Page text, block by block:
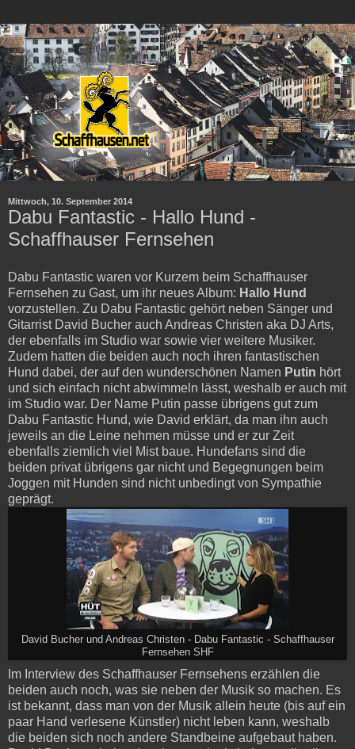
Mittwoch, 10. September 2014
Dabu Fantastic - Hallo Hund -
Schaffhauser Fernsehen
Dabu Fantastic waren vor Kurzem beim Schaffhauser
Fernsehen zu Gast, um ihr neues Album: Hallo Hund
vorzustellen. Zu Dabu Fantastic gehört neben Sänger und
Gitarrist David Bucher auch Andreas Christen aka DJ Arts,
der ebenfalls im Studio war sowie vier weitere Musiker.
Zudem hatten die beiden auch noch ihren fantastischen
Hund dabei, der auf den wunderschönen Namen Putin hört
und sich einfach nicht abwimmeln lässt, weshalb er auch mit
im Studio war. Der Name Putin passe übrigens gut zum
Dabu Fantastic Hund, wie David erklärt, da man ihn auch
jeweils an die Leine nehmen müsse und er zur Zeit
ebenfalls ziemlich viel Mist baue. Hundefans sind die
beiden privat übrigens gar nicht und Begegnungen beim
Joggen mit Hunden sind nicht unbedingt von Sympathie
geprägt.
David Bucher und Andreas Christen - Dabu Fantastic - Schaffhauser
Fernsehen SHF
Im Interview des Schaffhauser Fernsehens erzählen die
beiden auch noch, was sie neben der Musik so machen. Es
ist bekannt, dass man von der Musik allein heute (bis auf ein
paar Hand verlesene Künstler) nicht leben kann, weshalb
die beiden sich noch andere Standbeine aufgebaut haben.